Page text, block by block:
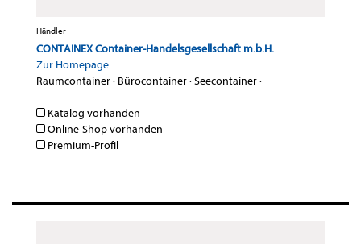
Händler
CONTAINEX Container-Handelsgesellschaft m.b.H.
Zur Homepage
Raumcontainer· Bürocontainer·Seecontainer·
Katalog vorhanden
Online-Shop vorhanden
Premium-Profil